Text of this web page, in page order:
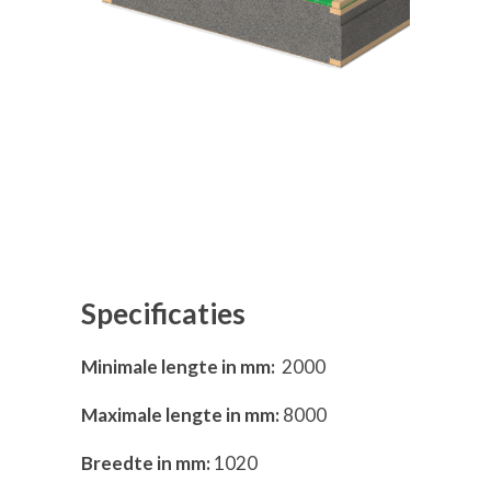
Specificaties
Minimale lengte in mm: 2000
Maximale lengte in mm:8000
Breedte in mm:1020